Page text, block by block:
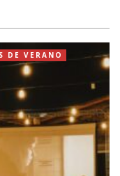
DE VERANO